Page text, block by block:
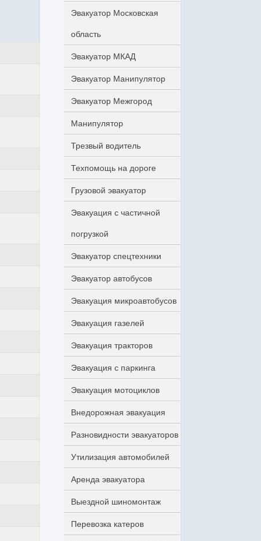
Эвакуатор Московская
область
Эвакуатор МКАД
Эвакуатор Манипулятор
Эвакуатор Межгород
Манипулятор
Трезвый водитель
Техпомощь на дороге
Грузовой эвакуатор
Эвакуация с частичной
погрузкой
Эвакуатор спецтехники
Эвакуатор автобусов
Эвакуация микроавтобусов
Эвакуация газелей
Эвакуация тракторов
Эвакуация с паркинга
Эвакуация мотоциклов
Внедорожная эвакуация
Разновидности эвакуаторов
Утилизация автомобилей
Аренда эвакуатора
Выездной шиномонтаж
Перевозка катеров